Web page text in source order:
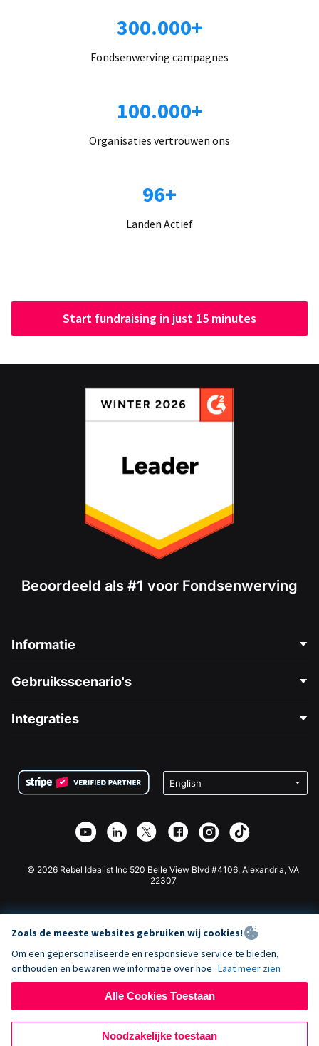
300.000+
Fondsenwerving campagnes
100.000+
Organisaties vertrouwen ons
96+
Landen Actief
Start fundraising in just 15 minutes
Beoordeeld als #1 voor Fondsenwerving
Informatie
Over Ons
Vacatures
Privacy
Affiliate Partnerschap
Gebruiksscenario's
Medische Fondsenwerving
Goede Doelen Fondsenwerving
Integraties
Wix Donatie Plugin
Webflow Donatie App
Joomla Donatie
© 2026 Rebel Idealist Inc 520 Belle View Blvd #4106, Alexandria, VA
22307
Zoals de meeste websites gebruiken wij cookies!
Om een gepersonaliseerde en responsieve service te bieden,
onthouden en bewaren we informatie over hoe Laat meer zien
Alle Cookies Toestaan
Noodzakelijke toestaan